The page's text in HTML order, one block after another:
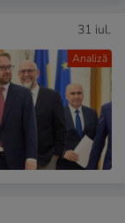
Analiză
31 iul.